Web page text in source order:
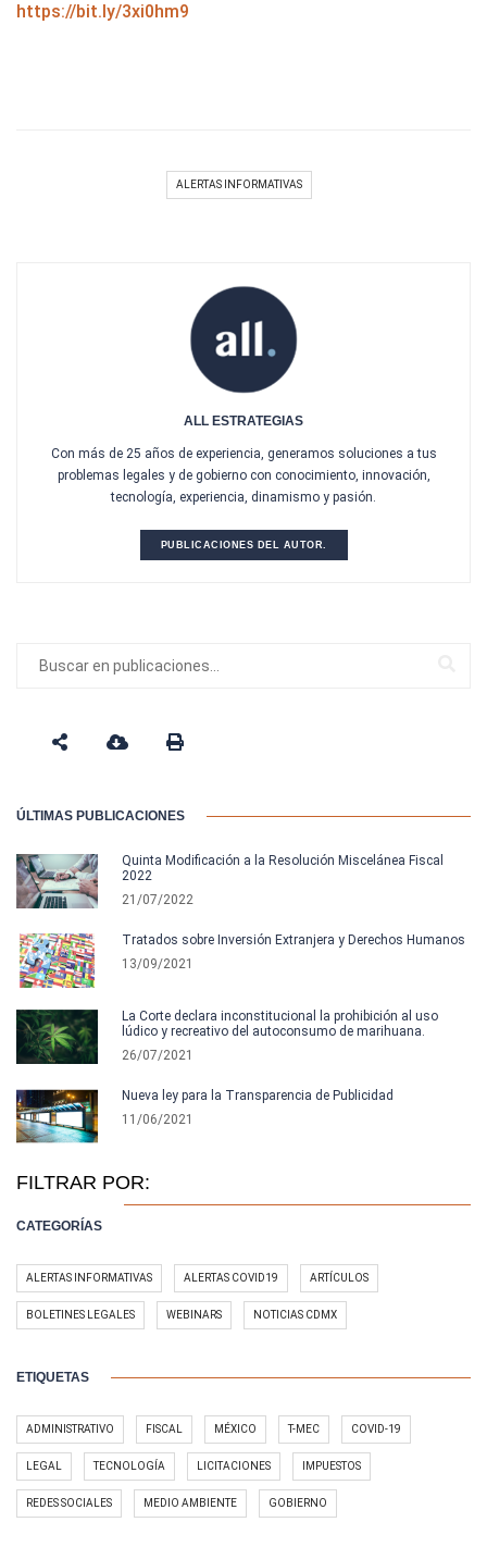
https://bit.ly/3xi0hm9
ALERTAS INFORMATIVAS
ALL ESTRATEGIAS
Con más de 25 años de experiencia, generamos soluciones a tus
problemas legales y de gobierno con conocimiento, innovación,
tecnología, experiencia, dinamismo y pasión.
PUBLICACIONES DEL AUTOR.
ÚLTIMAS PUBLICACIONES
Quinta Modificación a la Resolución Miscelánea Fiscal
2022
21/07/2022
Tratados sobre Inversión Extranjera y Derechos Humanos
13/09/2021
La Corte declara inconstitucional la prohibición al uso
lúdico y recreativo del autoconsumo de marihuana.
26/07/2021
Nueva ley para la Transparencia de Publicidad
11/06/2021
FILTRAR POR:
CATEGORÍAS
ALERTAS INFORMATIVAS ALERTAS COVID19 ARTÍCULOS
BOLETINES LEGALES WEBINARS NOTICIAS CDMX
ETIQUETAS
ADMINISTRATIVO FISCAL MÉXICO T-MEC COVID-19
LEGAL TECNOLOGÍA LICITACIONES IMPUESTOS
REDES SOCIALES MEDIO AMBIENTE GOBIERNO